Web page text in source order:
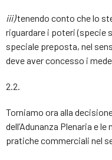
iii)tenendo conto che lo
riguardare i poteri (specie
speciale preposta, nel
deve aver concesso i
2.2.
Torniamo ora alla
dell’Adunanza Plenaria e
pratiche commerciali nel